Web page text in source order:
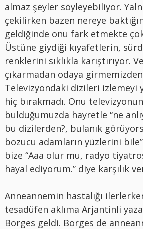
almaz şeyler söyleyebiliyor.
çekilirken bazen nereye
geldiğinde onu fark etmekte
Üstüne giydiği kıyafetlerin,
renklerini sıklıkla karıştırıyor.
çıkarmadan odaya
Televizyondaki dizileri izlemeyi
hiç bırakmadı. Onu
bulduğumuzda hayretle “ne
bu dizilerden?, bulanık
bozucu adamların yüzlerini
bize “Aaa olur mu, radyo
hayal ediyorum.” diye karşılık
Anneannemin hastalığı
tesadüfen aklıma Arjantinli
Borges geldi. Borges de